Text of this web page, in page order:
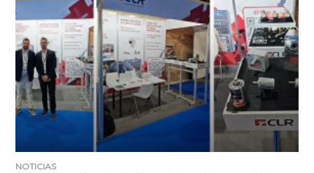
NOTICIAS